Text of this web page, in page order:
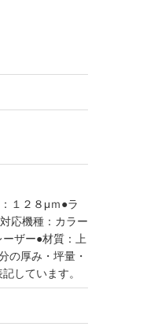
１２８μｍ●ラ
応機種：カラー
ザー●材質：上
の厚み・坪量・
しています。